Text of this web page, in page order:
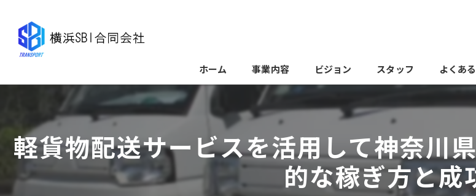
ホーム 事業内容 ビジョン スタッフ よくあ
軽貨物配送サービスを活用して神奈川
的な稼ぎ方と成